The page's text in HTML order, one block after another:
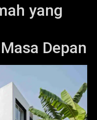
yang
Depan